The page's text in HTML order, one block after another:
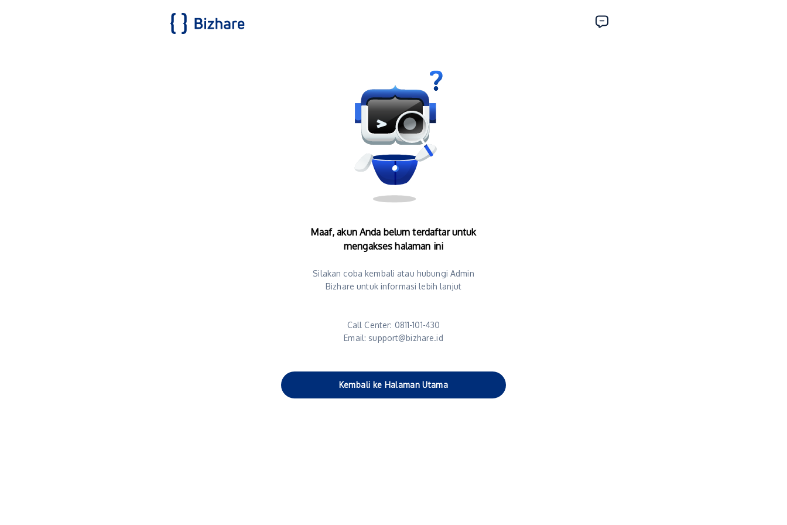
Maaf, akun Anda belum terdaftar untuk
mengakses halaman ini
Silakan coba kembali atau hubungi Admin
Bizhare untuk informasi lebih lanjut
Call Center: 0811-101-430
Email: support@bizhare.id
Kembali ke Halaman Utama